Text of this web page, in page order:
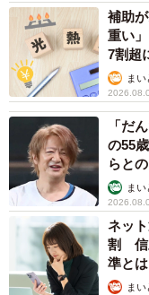
補助
重い
7割超
まい
「だ
の55
らと
まい
ネッ
割 信
準とは
ま